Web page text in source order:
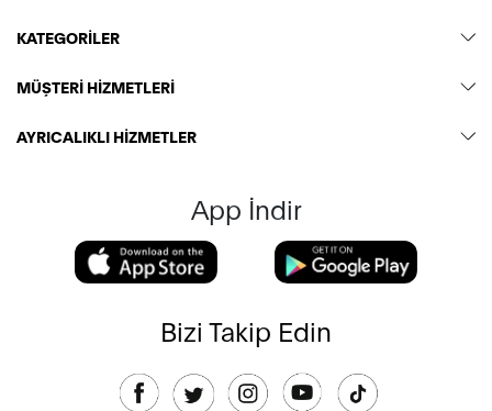
KATEGORİLER
MÜŞTERİ HİZMETLERİ
AYRICALIKLI HİZMETLER
App İndir
Bizi Takip Edin